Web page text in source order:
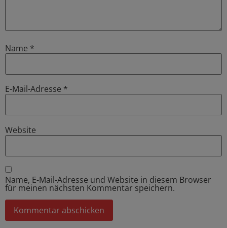
Name *
E-Mail-Adresse *
Website
Name, E-Mail-Adresse und Website in diesem Browser
für meinen nächsten Kommentar speichern.